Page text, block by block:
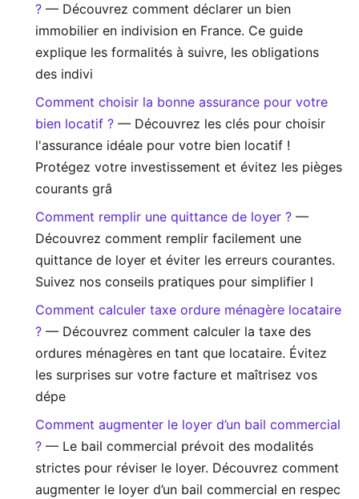
? — Découvrez comment déclarer un bien
immobilier en indivision en France. Ce guide
explique les formalités à suivre, les obligations
des indivi
Comment choisir la bonne assurance pour votre
bien locatif ? — Découvrez les clés pour choisir
l'assurance idéale pour votre bien locatif !
Protégez votre investissement et évitez les pièges
courants grâ
Comment remplir une quittance de loyer ? —
Découvrez comment remplir facilement une
quittance de loyer et éviter les erreurs courantes.
Suivez nos conseils pratiques pour simplifier l
Comment calculer taxe ordure ménagère locataire
? — Découvrez comment calculer la taxe des
ordures ménagères en tant que locataire. Évitez
les surprises sur votre facture et maîtrisez vos
dépe
Comment augmenter le loyer d’un bail commercial
? — Le bail commercial prévoit des modalités
strictes pour réviser le loyer. Découvrez comment
augmenter le loyer d’un bail commercial en respec